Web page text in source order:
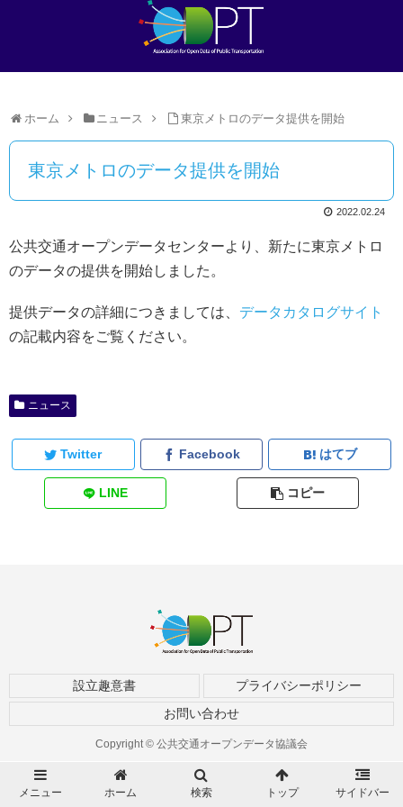
ホーム ニュース 東京メトロのデータ提供を開始
東京メトロのデータ提供を開始
2022.02.24
公共交通オープンデータセンターより、新たに東京メトロ
のデータの提供を開始しました。
提供データの詳細につきましては、 データカタログサイト
の記載内容をご覧ください。
ニュース
Twitter Facebook はてブ
LINE コピー
設立趣意書
プライバシーポリシー
お問い合わせ
Copyright © 公共交通オープンデータ協議会
メニュー ホーム 検索 トップ サイドバー